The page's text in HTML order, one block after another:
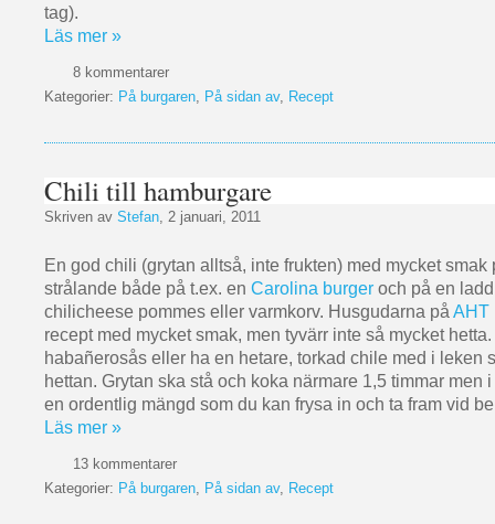
tag).
Läs mer »
8 kommentarer
Kategorier: På burgaren På sidan av, Recept
Chili till hamburgare
Skriven av Stefan , 2 januari, 2011
En god chili (grytan alltså, inte frukten) med mycket
strålande både på t.ex. en Carolina burger och på en
chilicheese pommes eller varmkorv. Husgudarna på AHT
recept med mycket smak, men tyvärr inte så mycket
habañerosås eller ha en hetare, torkad chile med i leken
hettan. Grytan ska stå och koka närmare 1,5 timmar men
en ordentlig mängd som du kan frysa in och ta fram vid
Läs mer »
13 kommentarer
Kategorier: På burgaren, På sidan av, Recept